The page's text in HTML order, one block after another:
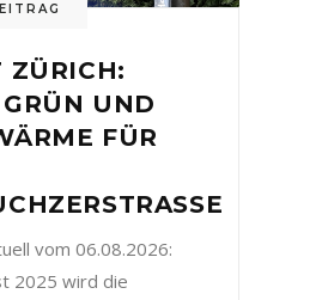
ZÜRICH:
UND
FÜR
vom 06.08.2026:
2025 wird die